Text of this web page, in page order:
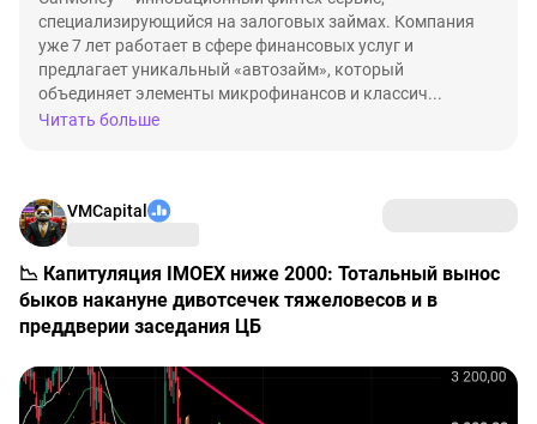
специализирующийся на залоговых займах. Компания
уже 7 лет работает в сфере финансовых услуг и
предлагает уникальный «автозайм», который
объединяет элементы микрофинансов и классич...
Читать больше
VMCapital
📉 Капитуляция IMOEX ниже 2000: Тотальный вынос
быков накануне дивотсечек тяжеловесов и в
преддверии заседания ЦБ
Ситуация на фондовом рынке РФ становится
откровенно опасной. Сегодня